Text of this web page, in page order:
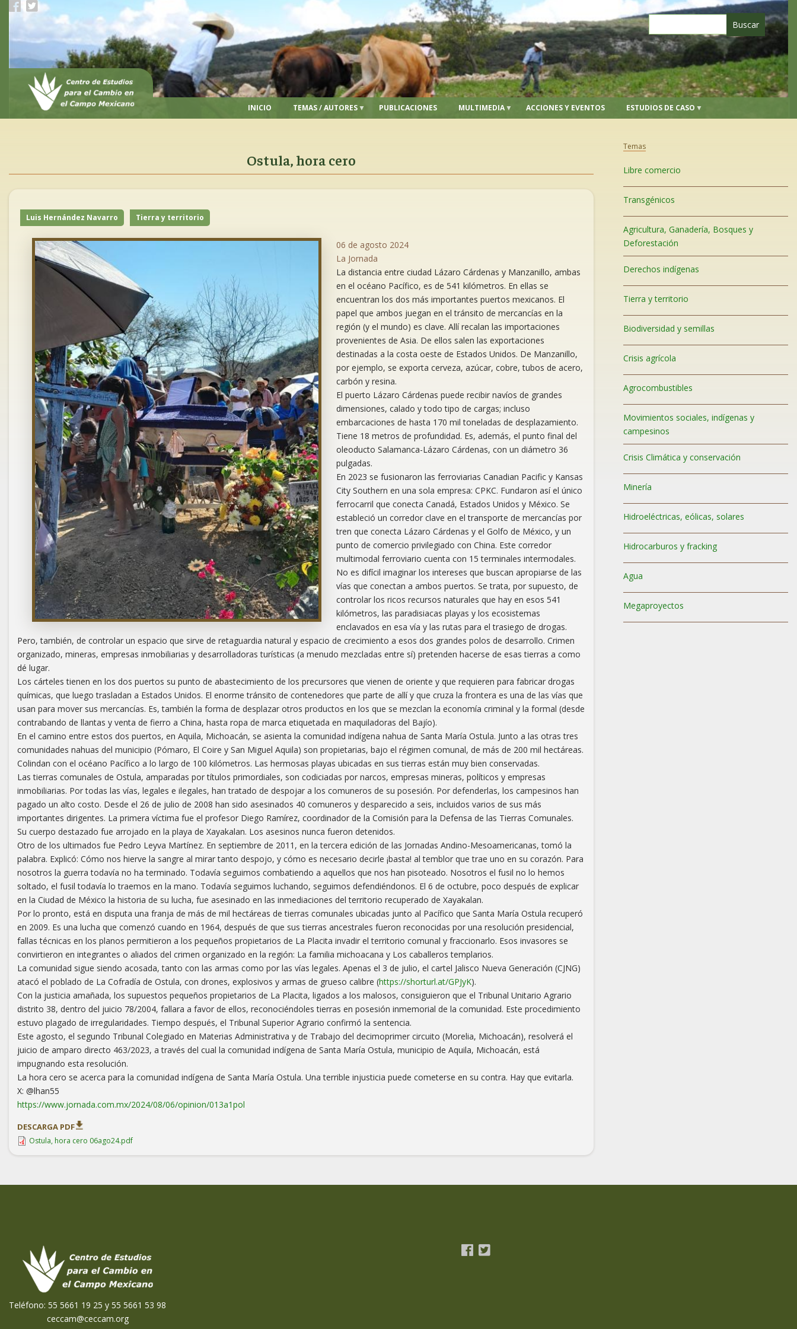
Pasar
contenido
INICIO TEMAS / AUTORES PUBLICACIONES MULTIMEDIA ACCIONES Y EVENTOS ESTUDIOS DE CASO
Ostula, hora cero
Luis Hernández Navarro Tierra y territorio
06 de agosto 2024
La Jornada
La distancia entre ciudad Lázaro Cárdenas y Manzanillo, ambas
en el océano Pacífico, es de 541 kilómetros. En ellas se
encuentran los dos más importantes puertos mexicanos. El
papel que ambos juegan en el tránsito de mercancías en la
región (y el mundo) es clave. Allí recalan las importaciones
provenientes de Asia. De ellos salen las exportaciones
destinadas a la costa oeste de Estados Unidos. De Manzanillo,
por ejemplo, se exporta cerveza, azúcar, cobre, tubos de acero,
carbón y resina.
El puerto Lázaro Cárdenas puede recibir navíos de grandes
dimensiones, calado y todo tipo de cargas; incluso
embarcaciones de hasta 170 mil toneladas de desplazamiento.
Tiene 18 metros de profundidad. Es, además, el punto final del
oleoducto Salamanca-Lázaro Cárdenas, con un diámetro 36
pulgadas.
En 2023 se fusionaron las ferroviarias Canadian Pacific y Kansas
City Southern en una sola empresa: CPKC. Fundaron así el único
ferrocarril que conecta Canadá, Estados Unidos y México. Se
estableció un corredor clave en el transporte de mercancías por
tren que conecta Lázaro Cárdenas y el Golfo de México, y un
punto de comercio privilegiado con China. Este corredor
multimodal ferroviario cuenta con 15 terminales intermodales.
No es difícil imaginar los intereses que buscan apropiarse de las
vías que conectan a ambos puertos. Se trata, por supuesto, de
controlar los ricos recursos naturales que hay en esos 541
kilómetros, las paradisiacas playas y los ecosistemas
enclavados en esa vía y las rutas para el trasiego de drogas.
Pero, también, de controlar un espacio que sirve de retaguardia natural y espacio de crecimiento a esos dos grandes polos de desarrollo. Crimen
organizado, mineras, empresas inmobiliarias y desarrolladoras turísticas (a menudo mezcladas entre sí) pretenden hacerse de esas tierras a como
dé lugar.
Los cárteles tienen en los dos puertos su punto de abastecimiento de los precursores que vienen de oriente y que requieren para fabricar drogas
químicas, que luego trasladan a Estados Unidos. El enorme tránsito de contenedores que parte de allí y que cruza la frontera es una de las vías que
usan para mover sus mercancías. Es, también la forma de desplazar otros productos en los que se mezclan la economía criminal y la formal (desde
contrabando de llantas y venta de fierro a China, hasta ropa de marca etiquetada en maquiladoras del Bajío).
En el camino entre estos dos puertos, en Aquila, Michoacán, se asienta la comunidad indígena nahua de Santa María Ostula. Junto a las otras tres
comunidades nahuas del municipio (Pómaro, El Coire y San Miguel Aquila) son propietarias, bajo el régimen comunal, de más de 200 mil hectáreas.
Colindan con el océano Pacífico a lo largo de 100 kilómetros. Las hermosas playas ubicadas en sus tierras están muy bien conservadas.
Las tierras comunales de Ostula, amparadas por títulos primordiales, son codiciadas por narcos, empresas mineras, políticos y empresas
inmobiliarias. Por todas las vías, legales e ilegales, han tratado de despojar a los comuneros de su posesión. Por defenderlas, los campesinos han
pagado un alto costo. Desde el 26 de julio de 2008 han sido asesinados 40 comuneros y desparecido a seis, incluidos varios de sus más
importantes dirigentes. La primera víctima fue el profesor Diego Ramírez, coordinador de la Comisión para la Defensa de las Tierras Comunales.
Su cuerpo destazado fue arrojado en la playa de Xayakalan. Los asesinos nunca fueron detenidos.
Otro de los ultimados fue Pedro Leyva Martínez. En septiembre de 2011, en la tercera edición de las Jornadas Andino-Mesoamericanas, tomó la
palabra. Explicó: Cómo nos hierve la sangre al mirar tanto despojo, y cómo es necesario decirle ¡basta! al temblor que trae uno en su corazón. Para
nosotros la guerra todavía no ha terminado. Todavía seguimos combatiendo a aquellos que nos han pisoteado. Nosotros el fusil no lo hemos
soltado, el fusil todavía lo traemos en la mano. Todavía seguimos luchando, seguimos defendiéndonos. El 6 de octubre, poco después de explicar
en la Ciudad de México la historia de su lucha, fue asesinado en las inmediaciones del territorio recuperado de Xayakalan.
Por lo pronto, está en disputa una franja de más de mil hectáreas de tierras comunales ubicadas junto al Pacífico que Santa María Ostula recuperó
en 2009. Es una lucha que comenzó cuando en 1964, después de que sus tierras ancestrales fueron reconocidas por una resolución presidencial,
fallas técnicas en los planos permitieron a los pequeños propietarios de La Placita invadir el territorio comunal y fraccionarlo. Esos invasores se
convirtieron en integrantes o aliados del crimen organizado en la región: La familia michoacana y Los caballeros templarios.
La comunidad sigue siendo acosada, tanto con las armas como por las vías legales. Apenas el 3 de julio, el cartel Jalisco Nueva Generación (CJNG)
atacó el poblado de La Cofradía de Ostula, con drones, explosivos y armas de grueso calibre (https://shorturl.at/GPJyK).
Con la justicia amañada, los supuestos pequeños propietarios de La Placita, ligados a los malosos, consiguieron que el Tribunal Unitario Agrario
distrito 38, dentro del juicio 78/2004, fallara a favor de ellos, reconociéndoles tierras en posesión inmemorial de la comunidad. Este procedimiento
estuvo plagado de irregularidades. Tiempo después, el Tribunal Superior Agrario confirmó la sentencia.
Este agosto, el segundo Tribunal Colegiado en Materias Administrativa y de Trabajo del decimoprimer circuito (Morelia, Michoacán), resolverá el
juicio de amparo directo 463/2023, a través del cual la comunidad indígena de Santa María Ostula, municipio de Aquila, Michoacán, está
impugnando esta resolución.
La hora cero se acerca para la comunidad indígena de Santa María Ostula. Una terrible injusticia puede cometerse en su contra. Hay que evitarla.
X: @lhan55
https://www.jornada.com.mx/2024/08/06/opinion/013a1pol
DESCARGA PDF
Ostula, hora cero 06ago24.pdf
Temas
Libre comercio
Transgénicos
Agricultura, Ganadería, Bosques y
Deforestación
Derechos indígenas
Tierra y territorio
Biodiversidad y semillas
Crisis agrícola
Agrocombustibles
Movimientos sociales, indígenas y
campesinos
Crisis Climática y conservación
Minería
Hidroeléctricas, eólicas, solares
Hidrocarburos y fracking
Agua
Megaproyectos
Teléfono: 55 5661 19 25 y 55 5661 53 98
ceccam@ceccam.org